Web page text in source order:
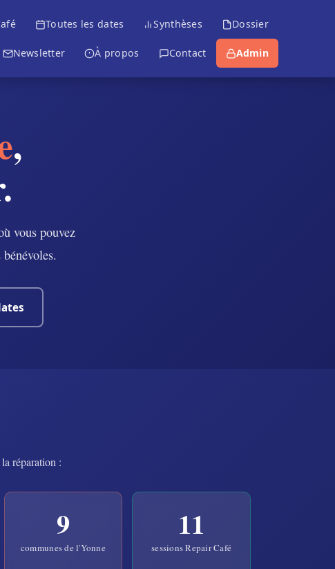
Toutes les dates Synthèses Dossier
Newsletter À propos Contact Admin
,
vous pouvez
réparation :
9
communes de l'Yonne
11
sessions Repair Café